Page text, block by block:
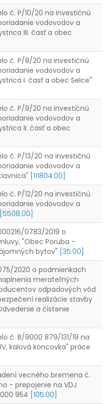
č. P/10/20 na investičnú
vodovodov a
III. časť a obec
č. P/8/20 na investičnú
vodovodov a
I. časť a obec Selce"
č. P/9/20 na investičnú
vodovodov a
II. časť a obec
č. P/13/20 na investičnú
vodovodov a
[111804.00]
č. P/12/20 na investičnú
vodovodov a
[5508.00]
0783/2019 o
"Obec Poruba -
bytov" [35.00]
2020 o podmienkach
merateľných
odpadových vôd
realizácie stavby
a čistenie
č. B/9000 879/131/19 na
kalová koncovka" práce
vecného bremena č.
- prepojenie na VDJ
954 [105.00]